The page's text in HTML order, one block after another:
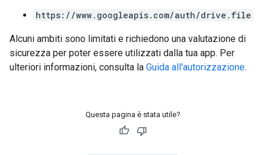
https://www.googleapis.com/auth/drive.file
Alcuni ambiti sono limitati e richiedono una valutazione di
sicurezza per poter essere utilizzati dalla tua app. Per
ulteriori informazioni, consulta la Guida all'autorizzazione.
Questa pagina è stata utile?